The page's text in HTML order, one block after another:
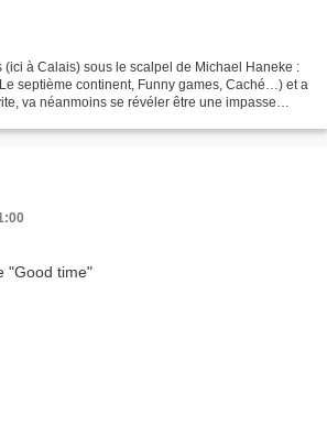
à Calais) sous le scalpel de Michael Haneke :
septième continent, Funny games, Caché…) et a
va néanmoins se révéler être une impasse